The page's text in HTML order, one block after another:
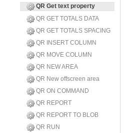
QR Get text property
QR GET TOTALS DATA
QR GET TOTALS SPACING
QR INSERT COLUMN
QR MOVE COLUMN
QR NEW AREA
QR New offscreen area
QR ON COMMAND
QR REPORT
QR REPORT TO BLOB
QR RUN